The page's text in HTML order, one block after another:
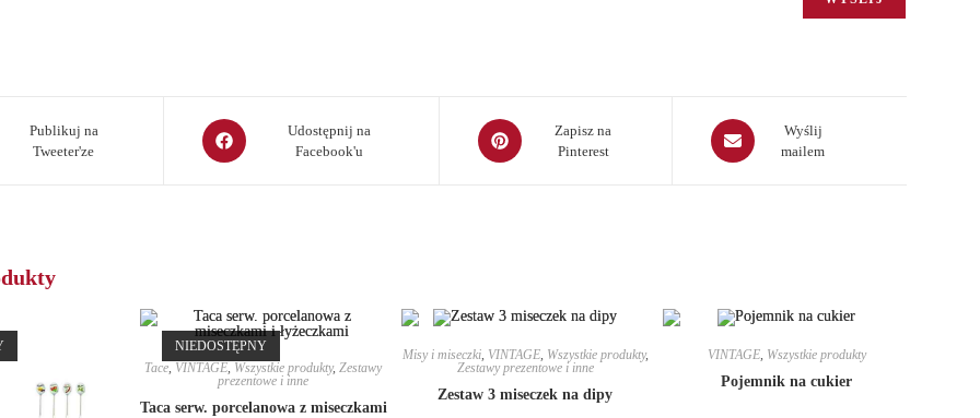
Publikuj na
Tweeter'ze
Opens
in
Udostępnij na
Facebook'u
Opens
in
Zapisz na
Pinterest
Opens
in
Wyślij
mailem
NIEDOSTĘPNY
Tace, VINTAGE, Wszystkie produkty,Zestawy
prezentowe i inne
Taca serw. porcelanowa z miseczkami
Misy i miseczki, VINTAGE, Wszystkie produkty,
Zestawy prezentowe i inne
Zestaw 3 miseczek na dipy
VINTAGE, Wszystkie produkty
Pojemnik na cukier